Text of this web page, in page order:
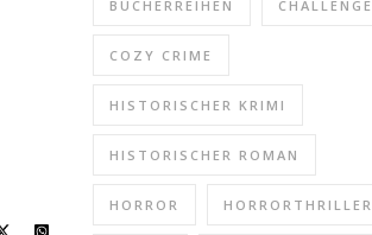
BÜCHERREIHEN CHALLENGE
COZY CRIME
HISTORISCHER KRIMI
HISTORISCHER ROMAN
HORROR HORRORTHRILLER